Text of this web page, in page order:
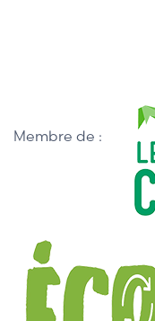
Membre de :